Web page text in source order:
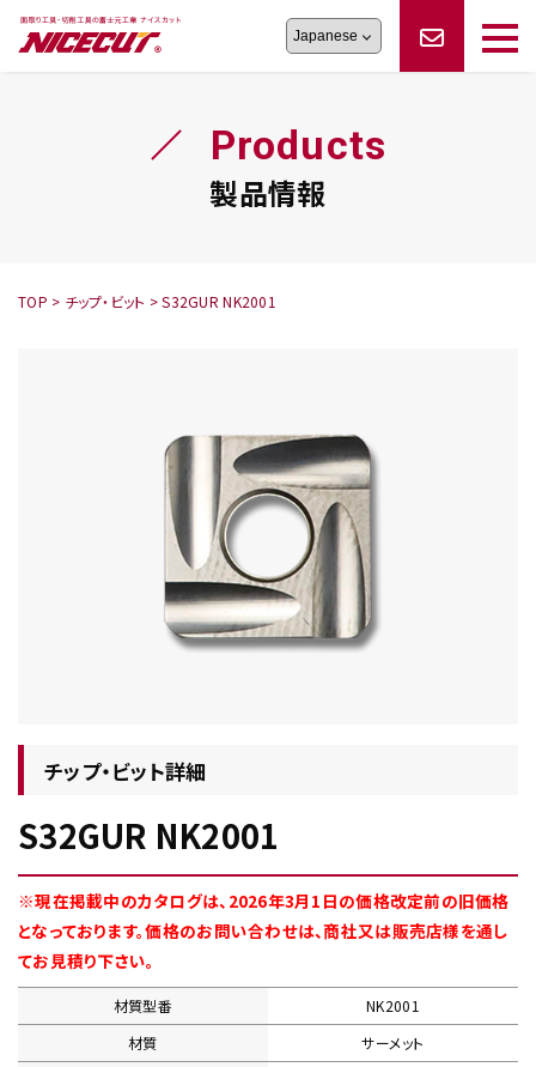
旋盤工具シリーズ
シリーズ
生産終了品
オーダー品依頼
フェイス・ショルダーシリーズかんたんオーダー
トラブルシューティング
ロックピンの逆ジメに注意
Products
製品情報
TOP > チップ・ビット >S32GUR NK2001
チップ・ビット詳細
S32GUR NK2001
※現在掲載中のカタログは、2026年3月1日の価格改定前の旧価格
となっております。価格のお問い合わせは、商社又は販売店様を通し
てお見積り下さい。
材質型番
NK2001
材質
サーメット